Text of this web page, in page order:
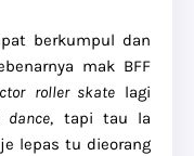
berkumpul dan
mak BFF
roller skate lagi
dance, tapi tau la
lepas tu dieorang